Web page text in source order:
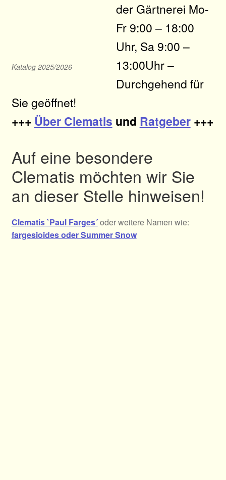
Katalog 2025/2026
der Gärtnerei Mo-
Fr 9:00 – 18:00
Uhr, Sa 9:00 –
13:00Uhr –
Durchgehend für
Sie geöffnet!
+++ Über Clematis und Ratgeber+++
Auf eine besondere
Clematis möchten wir Sie
an dieser Stelle hinweisen!
Clematis `Paul Farges´oder weitere Namen wie:
fargesioides oder Summer Snow